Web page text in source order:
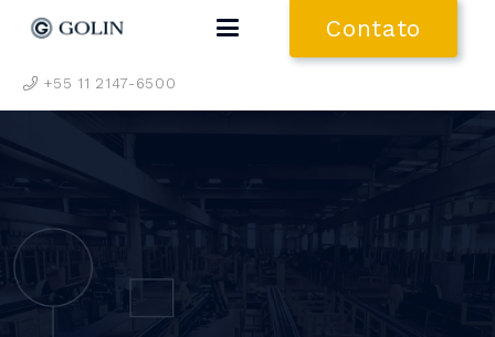
Contato
+55 11 2147-6500